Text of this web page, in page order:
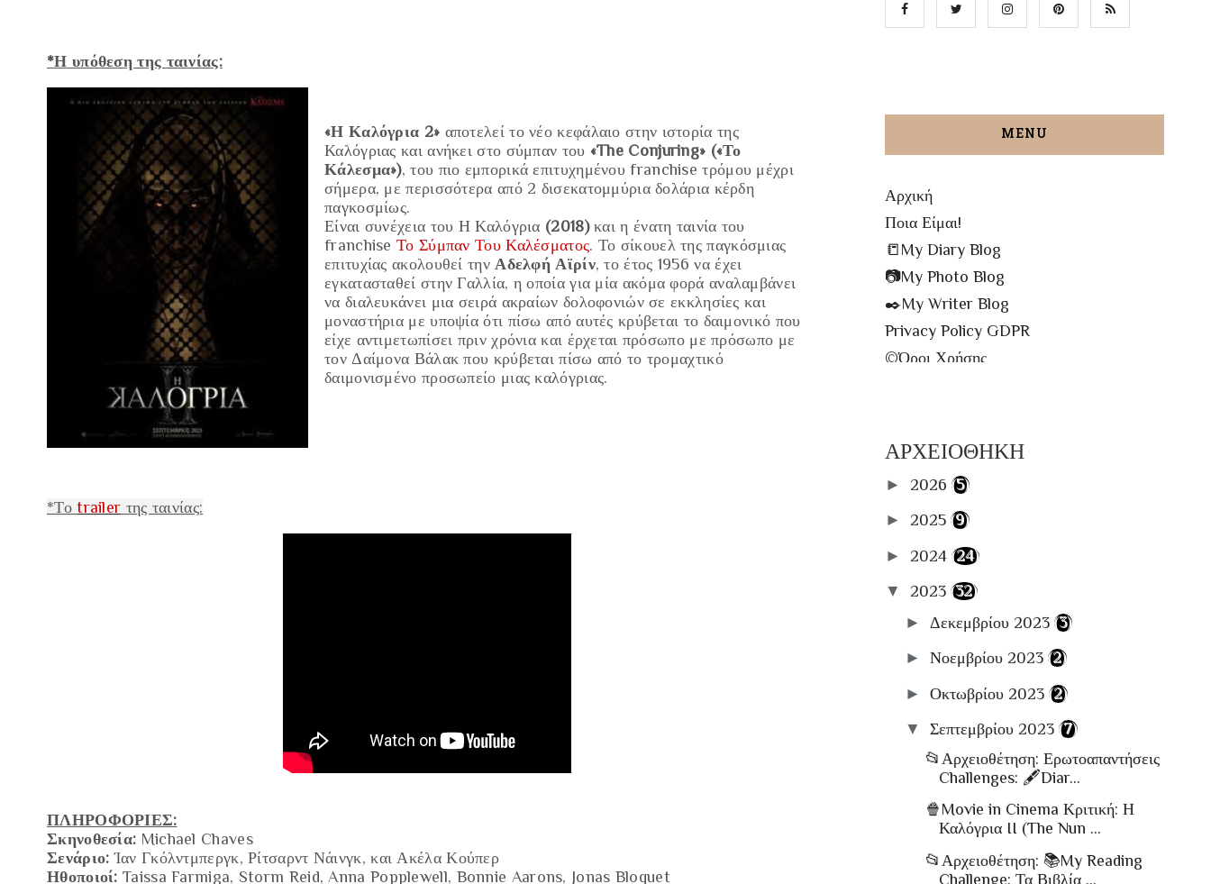
*Η υπόθεση της ταινίας:
«Η Καλόγρια 2» αποτελεί το νέο κεφάλαιο στην ιστορία της
Καλόγριας και ανήκει στο σύμπαν του «The Conjuring» («Το
Κάλεσμα»), του πιο εμπορικά επιτυχημένου franchise τρόμου μέχρι
σήμερα, με περισσότερα από 2 δισεκατομμύρια δολάρια κέρδη
παγκοσμίως.
Είναι συνέχεια του Η Καλόγρια (2018)και η ένατη ταινία του
franchiseΤο Σύμπαν Του Καλέσματος. Το σίκουελ της παγκόσμιας
επιτυχίας ακολουθεί τηνΑδελφή Αϊρίν, το έτος 1956 να έχει
εγκατασταθεί στην Γαλλία, η οποία για μία ακόμα φορά αναλαμβάνει
να διαλευκάνει μια σειρά ακραίων δολοφονιών σε εκκλησίες και
μοναστήρια με υποψία ότι πίσω από αυτές κρύβεται το δαιμονικό που
είχε αντιμετωπίσει πριν χρόνια και έρχεται πρόσωπο με πρόσωπο με
τον Δαίμονα Βάλακ που κρύβεται πίσω από το τρομαχτικό
δαιμονισμένο προσωπείο μιας καλόγριας.
*Τοtrailer της ταινίας:
ΠΛΗΡΟΦΟΡΙΕΣ:
Σκηνοθεσία: Michael Chaves
Σενάριο: Ίαν Γκόλντμπεργκ, Ρίτσαρντ Νάινγκ, και Ακέλα Κούπερ
Ηθοποιοί: Taissa Farmiga, Storm Reid, Anna Popplewell, Bonnie Aarons, Jonas Bloquet
MENU
Αρχική
Ποια Είμαι!
📒My Diary Blog
📷My Photo Blog
✒️My Writer Blog
Privacy Policy GDPR
©️Όροι Χρήσης
🔑Enter My Library
Στήλες
✏️Συγγράφω
📸Photography
📽Cinema
🍴Food
📋Αρχειοθήκες
ΑΡΧΕΙΟΘΗΚΗ
► 2026 (5)
► 2025 (9)
► 2024 (24)
▼ 2023 (32)
► Δεκεμβρίου 2023 (3)
► Νοεμβρίου 2023 (2)
► Οκτωβρίου 2023 (2)
▼ Σεπτεμβρίου 2023 (7)
📂Αρχειοθέτηση: Ερωτοαπαντήσεις
Challenges: 🖋Diar...
🍿Movie in Cinema Κριτική: Η
Καλόγρια II (The Nun ...
📂Αρχειοθέτηση: 📚My Reading
Challenge: Τα Βιβλία ...